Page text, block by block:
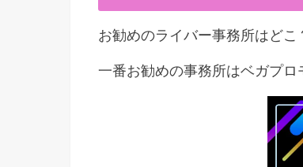
お勧めのライバー事務所はどこ
一番お勧めの事務所はベガプロ